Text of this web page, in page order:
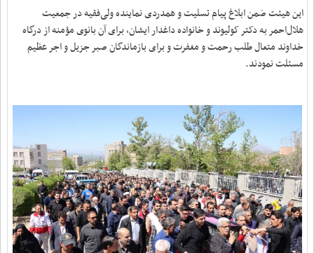
این هیئت ضمن ابلاغ پیام تسلیت و همدردی نماینده ولی‌فقیه در جمعیت
هلال‌احمر به دکتر کولیوند و خانواده داغدار ایشان، برای آن بانوی مؤمنه از درگاه
خداوند متعال طلب رحمت و مغفرت و برای بازماندگان صبر جزیل و اجر عظیم
مسئلت نمودند.